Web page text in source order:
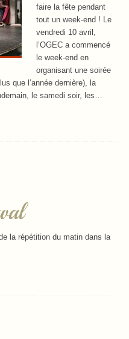
faire la fête pendant
tout un week-end ! Le
vendredi 10 avril,
l’OGEC a commencé
le week-end en
organisant une soirée
que l’année dernière), la
le samedi soir, les…
la répétition du matin dans la